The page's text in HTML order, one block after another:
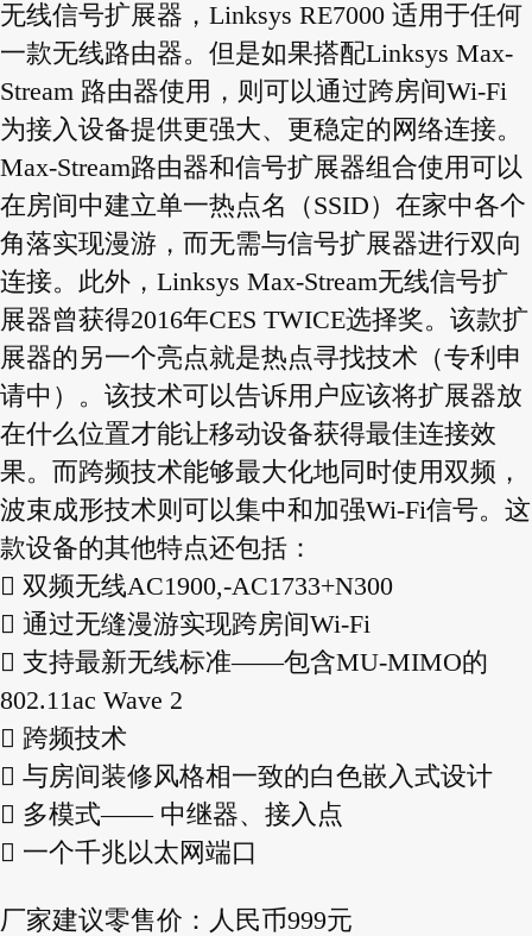
无线信号扩展器，Linksys RE7000 适用于任何
一款无线路由器。但是如果搭配Linksys Max-
Stream 路由器使用，则可以通过跨房间Wi-Fi
为接入设备提供更强大、更稳定的网络连接。
Max-Stream路由器和信号扩展器组合使用可以
在房间中建立单一热点名（SSID）在家中各个
角落实现漫游，而无需与信号扩展器进行双向
连接。此外，Linksys Max-Stream无线信号扩
展器曾获得2016年CES TWICE选择奖。该款扩
展器的另一个亮点就是热点寻找技术（专利申
请中）。该技术可以告诉用户应该将扩展器放
在什么位置才能让移动设备获得最佳连接效
果。而跨频技术能够最大化地同时使用双频，
波束成形技术则可以集中和加强Wi-Fi信号。这
款设备的其他特点还包括：
 双频无线AC1900,-AC1733+N300
 通过无缝漫游实现跨房间Wi-Fi
 支持最新无线标准——包含MU-MIMO的
802.11ac Wave 2
 跨频技术
 与房间装修风格相一致的白色嵌入式设计
 多模式—— 中继器、接入点
 一个千兆以太网端口
厂家建议零售价：人民币999元